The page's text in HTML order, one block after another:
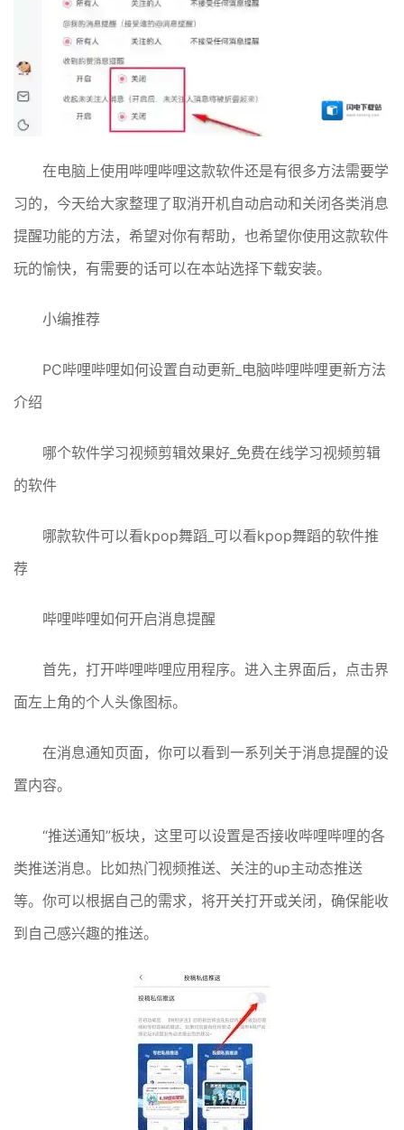
在电脑上使用哔哩哔哩这款软件还是有很多方法需要学
习的，今天给大家整理了取消开机自动启动和关闭各类消息
提醒功能的方法，希望对你有帮助，也希望你使用这款软件
玩的愉快，有需要的话可以在本站选择下载安装。
小编推荐
PC哔哩哔哩如何设置自动更新_电脑哔哩哔哩更新方法
介绍
哪个软件学习视频剪辑效果好_免费在线学习视频剪辑
的软件
哪款软件可以看kpop舞蹈_可以看kpop舞蹈的软件推
荐
哔哩哔哩如何开启消息提醒
首先，打开哔哩哔哩应用程序。进入主界面后，点击界
面左上角的个人头像图标。
在消息通知页面，你可以看到一系列关于消息提醒的设
置内容。
“推送通知”板块，这里可以设置是否接收哔哩哔哩的各
类推送消息。比如热门视频推送、关注的up主动态推送
等。你可以根据自己的需求，将开关打开或关闭，确保能收
到自己感兴趣的推送。